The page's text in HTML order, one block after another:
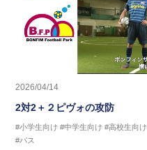
2026/04/14
2対2＋２ピヴォの攻防
#小学生向け #中学生向け #高校生向け
#パス